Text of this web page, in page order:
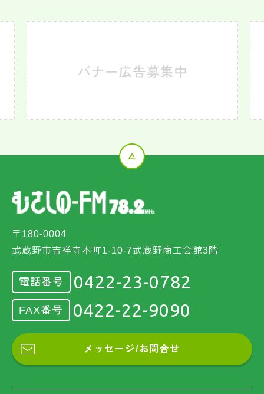
〒180-0004
武蔵野市吉祥寺本町1-10-7武蔵野商工会館3階
電話番号 0422-23-0782
FAX番号 0422-22-9090
メッセージ/お問合せ